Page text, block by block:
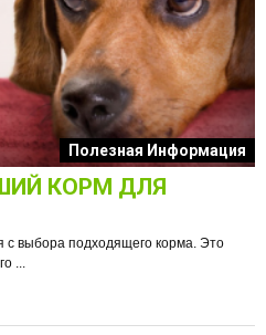
Полезная Информация
КОРМ ДЛЯ
выбора подходящего корма. Это
...